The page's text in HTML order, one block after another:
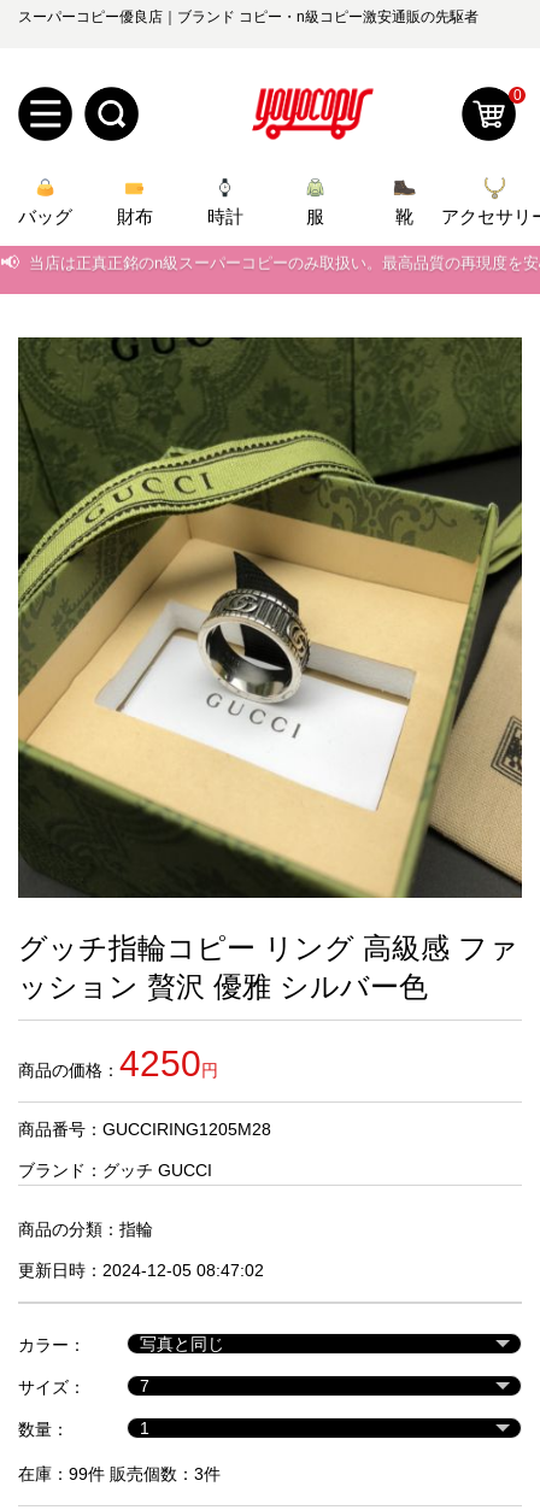
スーパーコピー優良店｜ブランド コピー・n級コピー激安通販の先駆者
規
ユ
ザ
ー
録
ロ
グ
ン
オ
ー
ー
管
お
ら
せ
yoyocopys@gmail.com
2026人気特集
バッグ
財布
時計
服
ズボン
衣装セット
靴
住まい用品
アクセサリー
ベルト
スカーフ
アイフォーンケ
ース
小物
新
製
品
お
す
商
品
人
商
セ
ル
品
0
バッグ 財布 時計 服 靴 アクセサリ
📢 当店は正真正銘のn級スーパーコピーのみ取扱い。最高品質の再現度を
2026春の新作続々更新中！期間中のご注文でお得な割引をご利用いただ
📢 当店は正真正銘のn級スーパーコピーのみ取扱い。最高品質の再現度を
2026春の新作続々更新中！期間中のご注文でお得な割引をご利用いただ
新作入荷！ルイ・ヴィトンスーパーコピー バッグ最新モデルが登場。
グッチ指輪コピー リング 高級感 ファ
ッション 贅沢 優雅 シルバー色
商品の価格： 4250円
商品番号：GUCCIRING1205M28
ブランド： グッチ GUCCI
商品の分類： 指輪
更新日時：2024-12-05 08:47:02
カラー：
サイズ：
数量：
在庫：99件 販売個数：3件